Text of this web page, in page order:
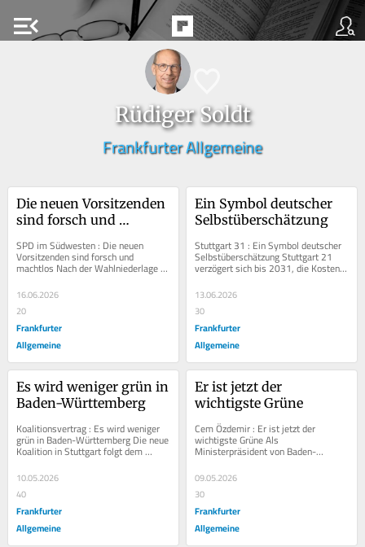
menu_open
Rüdiger Soldt
Frankfurter Allgemeine
Die neuen Vorsitzenden
sind forsch und
SPD im Südwesten : Die neuen
Vorsitzenden sind forsch und
machtlos Nach der Wahlniederlage
will ein flügelübergreifendes Duo den
SPD-Landesverband...
16.06.2026
20
Frankfurter
Allgemeine
Ein Symbol deutscher
Selbstüberschätzung
Stuttgart 31 : Ein Symbol deutscher
Selbstüberschätzung Stuttgart 21
verzögert sich bis 2031, die Kosten
explodieren. Das Projekt steht für
den...
13.06.2026
30
Frankfurter
Allgemeine
Es wird weniger grün in
Baden-Württemberg
Koalitionsvertrag : Es wird weniger
grün in Baden-Württemberg Die neue
Koalition in Stuttgart folgt dem
Anspruch der CDU, eine Politik der...
10.05.2026
40
Frankfurter
Allgemeine
Er ist jetzt der
wichtigste Grüne
Cem Özdemir : Er ist jetzt der
wichtigste Grüne Als
Ministerpräsident von Baden-
Württemberg steht Özdemir vor
großen politischen...
09.05.2026
30
Frankfurter
Allgemeine